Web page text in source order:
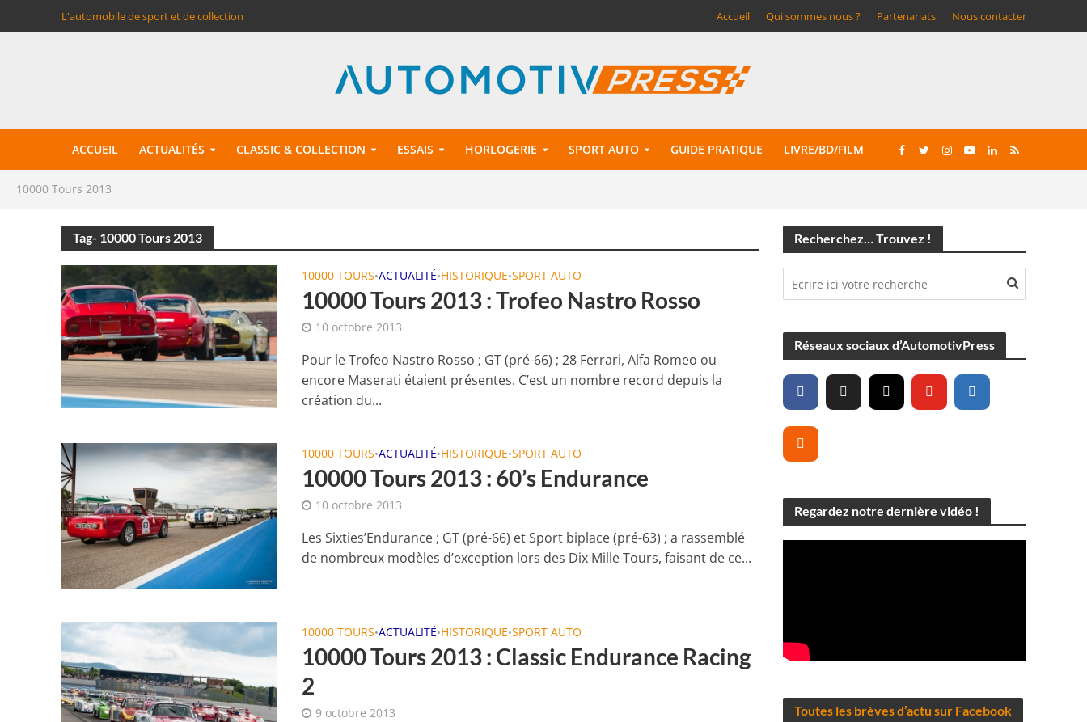
L'automobile de sport et de collection Accueil Qui sommes nous ? Partenariats Nous contacter
ACCUEIL ACTUALITÉS CLASSIC & COLLECTION ESSAIS HORLOGERIE SPORT AUTO GUIDE PRATIQUE LIVRE/BD/FILM
10000 Tours 2013
Tag- 10000 Tours 2013
10000 TOURS•ACTUALITÉ•HISTORIQUE•SPORT AUTO
10000 Tours 2013 : Trofeo Nastro Rosso
10 octobre 2013
Pour le Trofeo Nastro Rosso ; GT (pré-66) ; 28 Ferrari, Alfa Romeo ou
encore Maserati étaient présentes. C’est un nombre record depuis la
création du...
10000 TOURS•ACTUALITÉ•HISTORIQUE•SPORT AUTO
10000 Tours 2013 : 60’s Endurance
10 octobre 2013
Les Sixties’Endurance ; GT (pré-66) et Sport biplace (pré-63) ; a rassemblé
de nombreux modèles d’exception lors des Dix Mille Tours, faisant de ce...
10000 TOURS•ACTUALITÉ•HISTORIQUE•SPORT AUTO
10000 Tours 2013 : Classic Endurance Racing
2
9 octobre 2013
Recherchez… Trouvez !
Réseaux sociaux d’AutomotivPress
Regardez notre dernière vidéo !
Toutes les brèves d’actu sur Facebook